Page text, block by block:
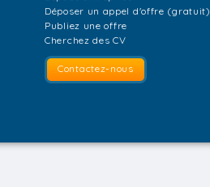
Déposer un appel d'offre (gratuit)
Publiez une offre
Cherchez des CV
Contactez-nous